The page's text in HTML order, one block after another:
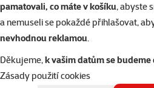
pamatovali, co máte v košíku, abyste
a nemuseli se pokaždé přihlašovat,
nevhodnou reklamou.
Děkujeme,k vašim datům se budeme
Zásady použití cookies
Nejčastější